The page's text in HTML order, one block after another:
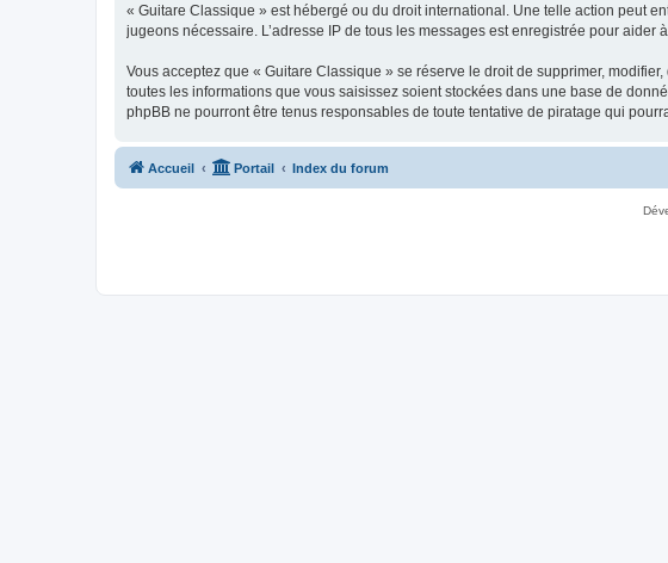
« Guitare Classique » est hébergé ou du droit international. Une telle action peut
jugeons nécessaire. L’adresse IP de tous les messages est enregistrée pour aider
Vous acceptez que « Guitare Classique » se réserve le droit de supprimer,
toutes les informations que vous saisissez soient stockées dans une base de
phpBB ne pourront être tenus responsables de toute tentative de piratage qui
Accueil Portail Index du forum